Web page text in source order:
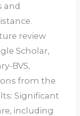
and
review
Scholar,
BVS,
from the
Significant
including